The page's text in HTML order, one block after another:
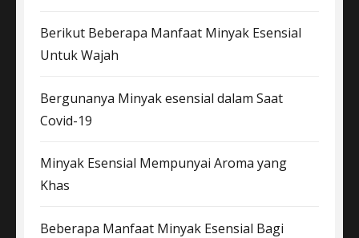
Berikut Beberapa Manfaat Minyak Esensial
Untuk Wajah
Bergunanya Minyak esensial dalam Saat
Covid-19
Minyak Esensial Mempunyai Aroma yang
Khas
Beberapa Manfaat Minyak Esensial Bagi